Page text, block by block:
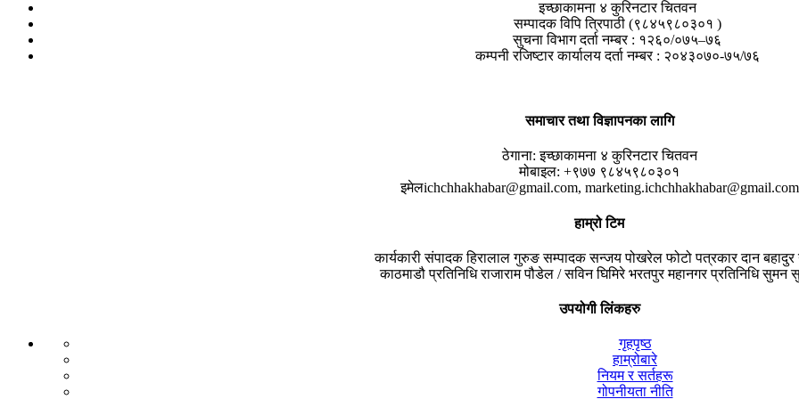
इच्छाकामना ४ कुरिनटार चितवन
सम्पादक विपि त्रिपाठी (९८४५९८०३०१ )
सुचना विभाग दर्ता नम्बर : १२६०/०७५–७६
कम्पनी रजिष्टार कार्यालय दर्ता नम्बर : २०४३०७०-७५/७६
समाचार तथा विज्ञापनका लागि
ठेगाना: इच्छाकामना ४ कुरिनटार चितवन
मोबाइल: +९७७ ९८४५९८०३०१
इमेलichchhakhabar@gmail.com, marketing.ichchhakhabar@gmail.com
हाम्रो टिम
कार्यकारी संपादकहिरालाल गुरुङसम्पादकसन्जय पोखरेलफोटो पत्रकारदान
काठमाडौ प्रतिनिधिराजाराम पौडेल / सविन घिमिरेभरतपुर महानगर प्रतिनिधिसुमन
उपयोगी लिंकहरु
गृहपृष्ठ
हाम्रोबारे
नियम र सर्तहरू
गोपनीयता नीति